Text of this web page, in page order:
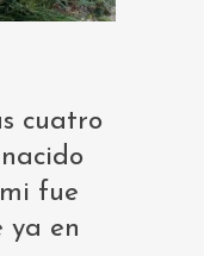
cuatro
fue
ya en